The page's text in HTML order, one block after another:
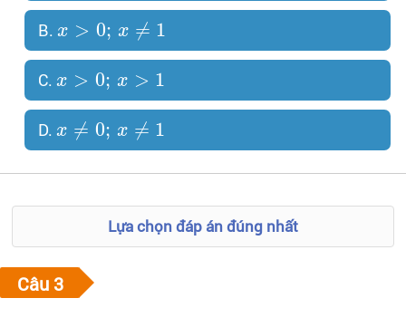
B.x > 0; x ≠ 1
C.x > 0; x > 1
D.x ≠ 0; x ≠ 1
Lựa chọn đáp án đúng nhất